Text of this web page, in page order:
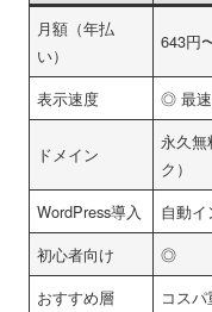
月額（年払
い）
643円
表示速度 ◎ 最
ドメイン
永久無
ク）
WordPress導入 自動
初心者向け
◎
おすすめ層
コス